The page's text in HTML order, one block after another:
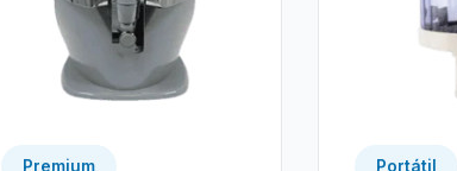
Premium Portátil